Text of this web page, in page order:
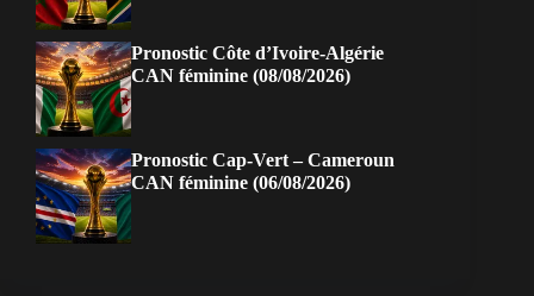
Pronostic Côte d’Ivoire-Algérie
CAN féminine (08/08/2026)
Pronostic Cap-Vert – Cameroun
CAN féminine (06/08/2026)